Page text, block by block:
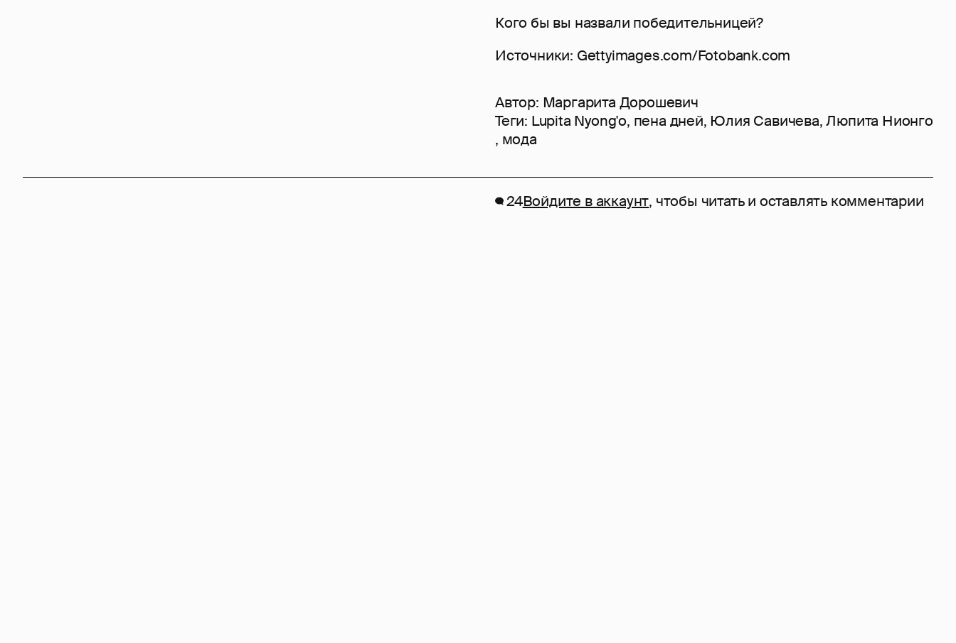
Кого бы вы назвали победительницей?
Источники: Gettyimages.com/Fotobank.com
Автор: Маргарита Дорошевич
Теги: Lupita Nyong'o, пена дней, Юлия Савичева,Люпита Нионго
, мода
24Войдите в аккаунт, чтобы читать и оставлять комментарии